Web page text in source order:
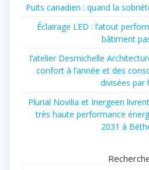
Puits canadien : quand la
Éclairage LED : l’atout
bâtiment
l’atelier Desmichelle
confort à l’année et des
divisées par
Plurial Novilia et Inergeen
très haute performance
2031 à